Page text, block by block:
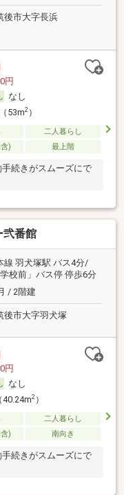
後市大字長浜
円
なし
53m2）
二人暮らし
) 最上階
続きがスムーズにで
弐番館
線 羽犬塚駅 バス4分/
学校前」バス停 停歩6分
/ 2階建
後市大字羽犬塚
円
なし
40.24m2）
二人暮らし
) 南向き
続きがスムーズにで